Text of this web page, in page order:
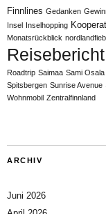
Finnlines Gedanken
Insel Inselhopping
Monatsrückblick
Reisebericht
Roadtrip Saimaa Sami Osala
Spitsbergen Sunrise Avenue
Wohnmobil Zentralfinnland
ARCHIV
Juni 2026